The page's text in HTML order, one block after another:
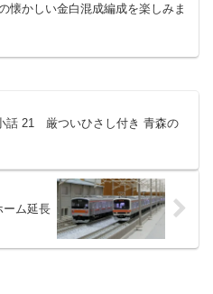
懐かしい金白混成編成を楽しみま
話 21 厳ついひさし付き 青森の
ム延長